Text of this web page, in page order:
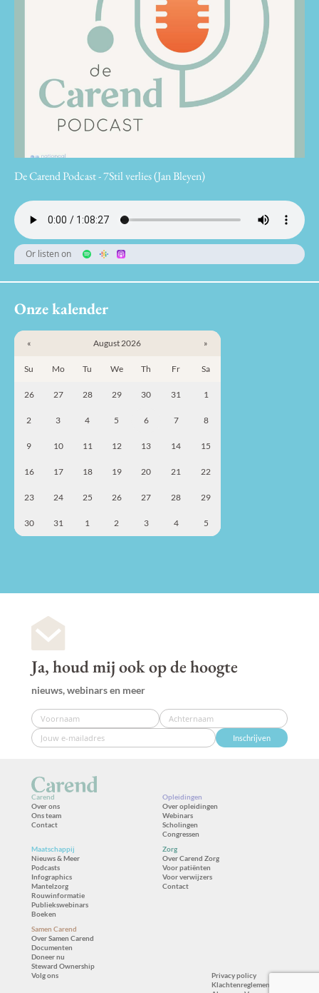
De Carend Podcast - 7Stil verlies (Jan Bleyen)
Or listen on
Onze kalender
« August 2026 »
Su Mo Tu We Th Fr Sa
26 27 28 29 30 31 1
2 3 4 5 6 7 8
9 10 11 12 13 14 15
16 17 18 19 20 21 22
23 24 25 26 27 28 29
30 31 1 2 3 4 5
Ja, houd mij ook op de hoogte
nieuws, webinars en meer
Inschrijven
Carend
Over ons
Ons team
Contact
Opleidingen
Over opleidingen
Webinars
Scholingen
Congressen
Maatschappij
Nieuws & Meer
Podcasts
Infographics
Mantelzorg
Rouwinformatie
Publiekswebinars
Boeken
Zorg
Over Carend Zorg
Voor patiënten
Voor verwijzers
Contact
Samen Carend
Over Samen Carend
Documenten
Doneer nu
Steward Ownership
Volg ons
Privacy policy
Klachtenreglement